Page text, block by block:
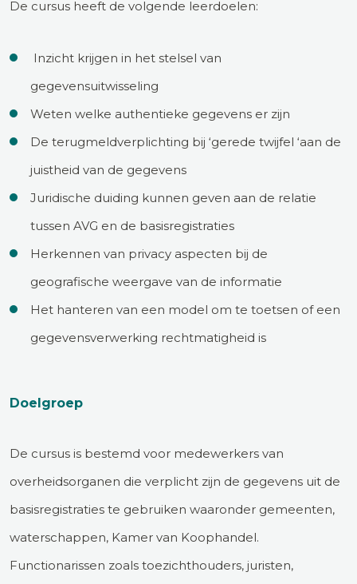
De cursus heeft de volgende leerdoelen:
Inzicht krijgen in het stelsel van
gegevensuitwisseling
Weten welke authentieke gegevens er zijn
De terugmeldverplichting bij ‘gerede twijfel ‘aan de
juistheid van de gegevens
Juridische duiding kunnen geven aan de relatie
tussen AVG en de basisregistraties
Herkennen van privacy aspecten bij de
geografische weergave van de informatie
Het hanteren van een model om te toetsen of een
gegevensverwerking rechtmatigheid is
Doelgroep
De cursus is bestemd voor medewerkers van
overheidsorganen die verplicht zijn de gegevens uit de
basisregistraties te gebruiken waaronder gemeenten,
waterschappen, Kamer van Koophandel.
Functionarissen zoals toezichthouders, juristen,